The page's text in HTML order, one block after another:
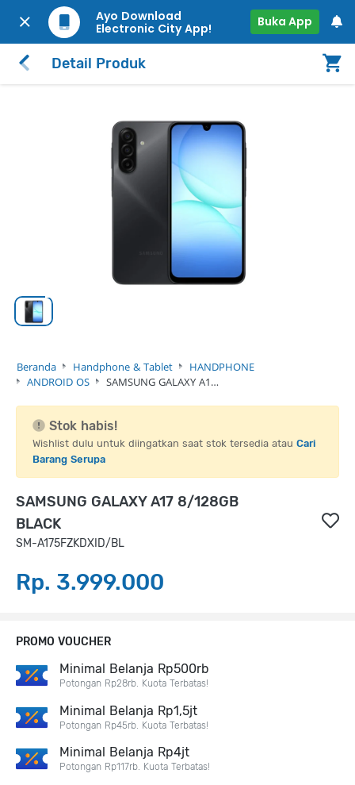
Ayo Download
Electronic City App!
Buka App
Detail Produk
Beranda Handphone & Tablet
HANDPHONE
ANDROID OS
SAMSUNG GALAXY A1…
Stok habis!
Wishlist dulu untuk diingatkan saat stok tersedia atau Cari
Barang Serupa
SAMSUNG GALAXY A17 8/128GB
BLACK
SM-A175FZKDXID/BL
Rp. 3.999.000
PROMO VOUCHER
Minimal Belanja Rp500rb
Potongan Rp28rb. Kuota Terbatas!
Minimal Belanja Rp1,5jt
Potongan Rp45rb. Kuota Terbatas!
Minimal Belanja Rp4jt
Potongan Rp117rb. Kuota Terbatas!